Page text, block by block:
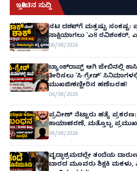
ಇತ್ತೀಚಿನ ಸುದ್ದಿ
ನಟ ದರ್ಶನ್‌ಗೆ ಮತ್ತಷ್ಟು
ಸಾಕ್ಷಿಯಾಗಲು 'ಎ8 ರವಿಶಂಕರ್,
06/08/2026
ಬ್ಯಾಂಕ್‌ರಾಪ್ಟ್‌ ಆಗಿ ಜೇಬಿನಲ್ಲಿ
ತೀರಿಸಲು 'ಸಿ-ಗ್ರೇಡ್'
ಮುಖರ್ಜಿ ಕಣ್ಣೀರಿನ ಹಣೆಬರಹ!
06/08/2026
ಪ್ರವೀಣ್ ನೆಟ್ಟಾರು ಹತ್ಯೆ
ಕಾರ್ಯಾಚರಣೆ, ಮತ್ತೊಬ್ಬ
06/08/2026
ವೃದ್ಧಾಶ್ರಮದಲ್ಲೇ ತಂದೆಯ
ಬಾರದ ಮೂವರು ಶಿಕ್ಷಕಿ